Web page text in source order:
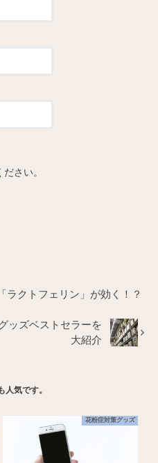
さい。
ラクトフェリン」が効く！？
ッズベストセラーを
大紹介
人気です。
花粉症対策グッズ